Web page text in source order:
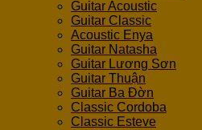
Guitar Acoustic
Guitar Classic
Acoustic Enya
Guitar Natasha
Guitar Lương Sơn
Guitar Thuận
Guitar Ba Đờn
Classic Cordoba
Classic Esteve